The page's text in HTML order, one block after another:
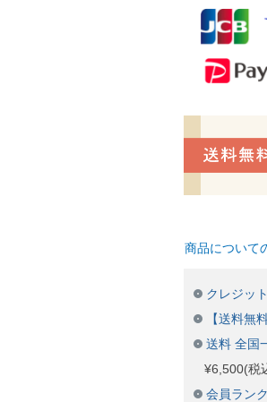
商品について
クレジッ
【送料無
送料 全国
¥6,500(税
会員ラン